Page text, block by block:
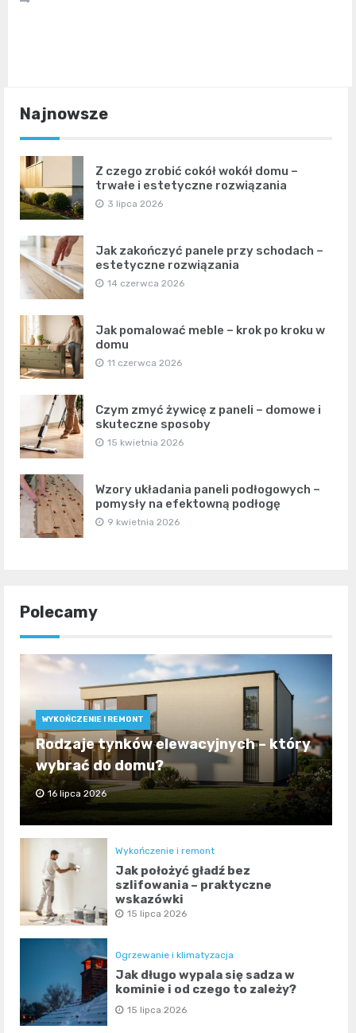
Najnowsze
Z czego zrobić cokół wokół domu –
trwałe i estetyczne rozwiązania
3 lipca 2026
Jak zakończyć panele przy schodach –
estetyczne rozwiązania
14 czerwca 2026
Jak pomalować meble – krok po kroku w
domu
11 czerwca 2026
Czym zmyć żywicę z paneli – domowe i
skuteczne sposoby
15 kwietnia 2026
Wzory układania paneli podłogowych –
pomysły na efektowną podłogę
9 kwietnia 2026
Polecamy
WYKOŃCZENIE I REMONT
Rodzaje tynków elewacyjnych – który
wybrać do domu?
16 lipca 2026
Wykończenie i remont
Jak położyć gładź bez
szlifowania – praktyczne
wskazówki
15 lipca 2026
Ogrzewanie i klimatyzacja
Jak długo wypala się sadza w
kominie i od czego to zależy?
15 lipca 2026